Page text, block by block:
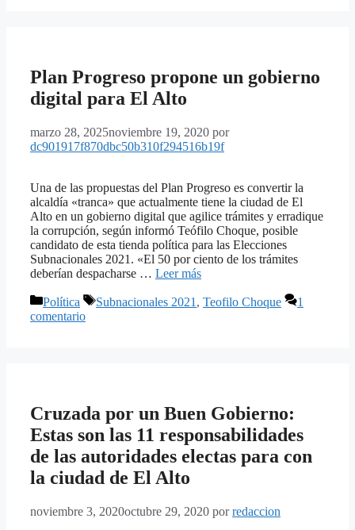
Plan Progreso propone un gobierno
digital para El Alto
marzo 28, 2025noviembre 19, 2020 por
dc901917f870dbc50b310f294516b19f
Una de las propuestas del Plan Progreso es convertir la
alcaldía «tranca» que actualmente tiene la ciudad de El
Alto en un gobierno digital que agilice trámites y erradique
la corrupción, según informó Teófilo Choque, posible
candidato de esta tienda política para las Elecciones
Subnacionales 2021. «El 50 por ciento de los trámites
deberían despacharse … Leer más
Categorías
Política Etiquetas
Subnacionales 2021 , Teofilo Choque
1
comentario
Cruzada por un Buen Gobierno:
Estas son las 11 responsabilidades
de las autoridades electas para con
la ciudad de El Alto
noviembre 3, 2020octubre 29, 2020 porredaccion